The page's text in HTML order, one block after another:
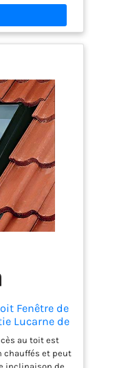
Fenêtre de
Lucarne de
au toit est
chauffés et peut